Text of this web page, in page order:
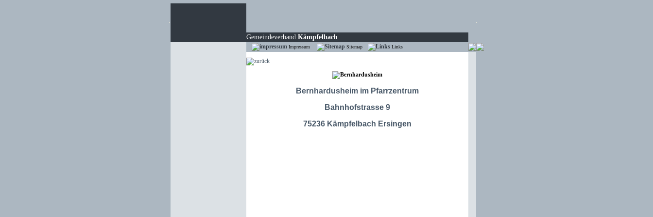
Gemeindeverband Kämpfelbach
Impressum Sitemap Links
Bernhardusheim im Pfarrzentrum
Bahnhofstrasse 9
75236 Kämpfelbach Ersingen